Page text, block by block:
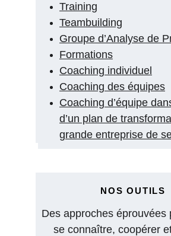
Training
Teambuilding
Groupe d’Analyse de
Formations
Coaching individuel
Coaching des équipes
Coaching d’équipe
d’un plan de
grande entreprise de
NOS OUTILS
Des approches éprouvées
se connaître, coopérer